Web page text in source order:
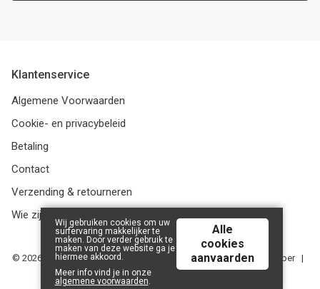
Klantenservice
Algemene Voorwaarden
Cookie- en privacybeleid
Betaling
Contact
Verzending & retourneren
Wie zijn we?
© 2026 Media Service bv - BE 0438 614 796 - RPR Gent, afdeling Ieper |
Powered by
Tilroy.
Wij gebruiken cookies om uw
surfervaring makkelijker te
maken. Door verder gebruik te
maken van deze website ga je
hiermee akkoord.
Meer info vind je in onze
algemene voorwaarden.
Alle
cookies
aanvaarden